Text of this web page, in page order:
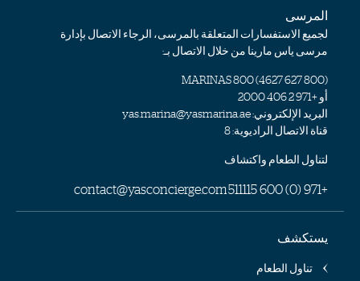
المرسى
لجميع الاستفسارات المتعلقة بالمرسى، الرجاء الاتصال بإدارة
مرسى ياس مارينا من خلال الاتصال بـ:
(
800 627 4627
) 800 MARINAS
أو+971 2 406 2000
البريد الإلكتروني:yas.marina@yasmarina.ae
قناة الاتصال الراديوية: 8
لتناول الطعام واكتشاف
+971 (0) 600 511115
contact@yasconcierge.com
يستكشف
تناول الطعام